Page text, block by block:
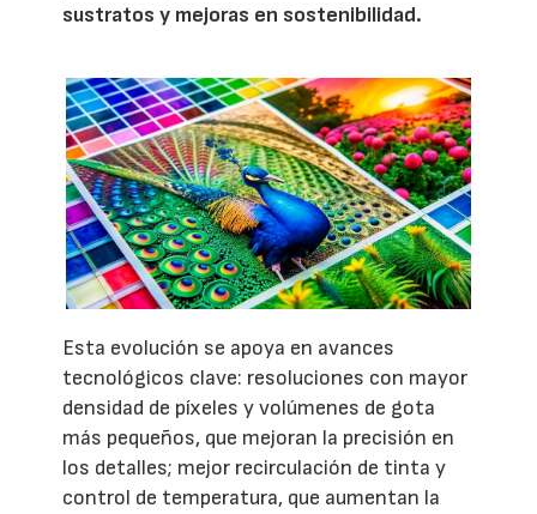
sustratos y mejoras en sostenibilidad.
Esta evolución se apoya en avances
tecnológicos clave: resoluciones con mayor
densidad de píxeles y volúmenes de gota
más pequeños, que mejoran la precisión en
los detalles; mejor recirculación de tinta y
control de temperatura, que aumentan la